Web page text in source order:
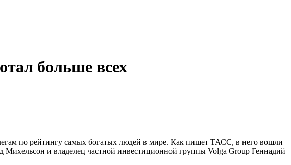
больше всех
по рейтингу самых богатых людей в мире. Как пишет ТАСС, в него вошли
Михельсон и владелец частной инвестиционной группы Volga Group Геннадий